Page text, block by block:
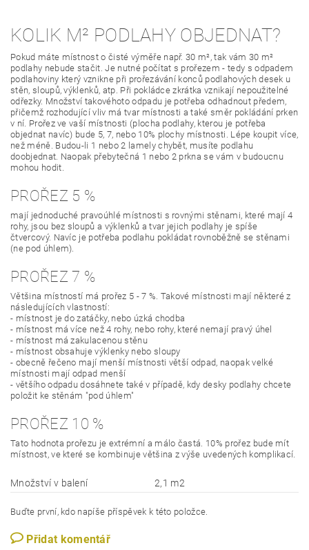
KOLIK M² PODLAHY OBJEDNAT?
Pokud máte místnost o čisté výměře např. 30 m², tak vám 30 m²
podlahy nebude stačit. Je nutné počítat s prořezem - tedy s odpadem
podlahoviny který vznikne při prořezávání konců podlahových desek u
stěn, sloupů, výklenků, atp. Při pokládce zkrátka vznikají nepoužitelné
odřezky. Množství takovéhoto odpadu je potřeba odhadnout předem,
přičemž rozhodující vliv má tvar místnosti a také směr pokládání prken
v ní. Prořez ve vaší místnosti (plocha podlahy, kterou je potřeba
objednat navíc) bude 5, 7, nebo 10% plochy místnosti. Lépe koupit více,
než méně. Budou-li 1 nebo 2 lamely chybět, musíte podlahu
doobjednat. Naopak přebytečná 1 nebo 2 prkna se vám v budoucnu
mohou hodit.
PROŘEZ 5 %
mají jednoduché pravoúhlé místnosti s rovnými stěnami, které mají 4
rohy, jsou bez sloupů a výklenků a tvar jejich podlahy je spíše
čtvercový. Navíc je potřeba podlahu pokládat rovnoběžně se stěnami
(ne pod úhlem).
PROŘEZ 7 %
Většina místností má prořez 5 - 7 %. Takové místnosti mají některé z
následujících vlastností:
- místnost je do zatáčky, nebo úzká chodba
- místnost má více než 4 rohy, nebo rohy, které nemají pravý úhel
- místnost má zakulacenou stěnu
- místnost obsahuje výklenky nebo sloupy
- obecně řečeno mají menší místnosti větší odpad, naopak velké
místnosti mají odpad menší
- většího odpadu dosáhnete také v případě, kdy desky podlahy chcete
položit ke stěnám "pod úhlem"
PROŘEZ 10 %
Tato hodnota prořezu je extrémní a málo častá. 10% prořez bude mít
místnost, ve které se kombinuje většina z výše uvedených komplikací.
Množství v balení 2,1 m2
Buďte první, kdo napíše příspěvek k této položce.
Přidat komentář